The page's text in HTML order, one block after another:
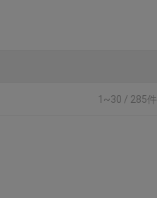
1~30 / 285件